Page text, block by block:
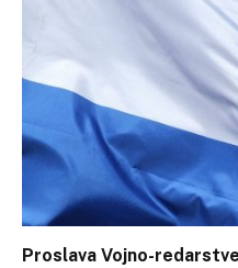
Proslava Vojno-